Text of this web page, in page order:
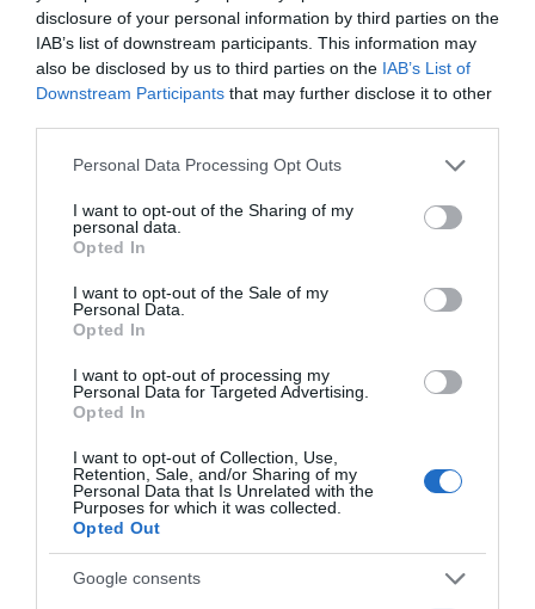
disclosure of your personal information by third parties on the
IAB’s list of downstream participants. This information may
also be disclosed by us to third parties on the IAB’s List of
Downstream Participants that may further disclose it to other
Please note that this website/app uses one or more Google
not limited to your visit or usage behaviour. You may click to
grant or deny consent to Google and its third-party tags to
use your data for below specified purposes in below Google
consent section.
Personal Data Processing Opt Outs
I want to opt-out of the Sharing of my
personal data.
Opted In
I want to opt-out of the Sale of my
Personal Data.
Opted In
I want to opt-out of processing my
Personal Data for Targeted Advertising.
Opted In
I want to opt-out of Collection, Use,
Retention, Sale, and/or Sharing of my
Personal Data that Is Unrelated with the
Purposes for which it was collected.
Opted Out
Google consents
ΕΙΠΕΣ – ΦΕΡΡΗΣ ΘΟΔΩΡΗΣ
Παρακαλώ Περιμένετε...